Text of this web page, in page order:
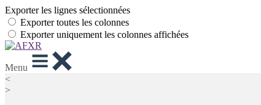
Exporter les lignes sélectionnées
Exporter toutes les colonnes
Exporter uniquement les colonnes affichées
Menu
<
>